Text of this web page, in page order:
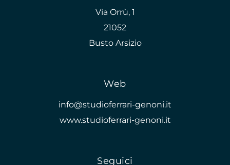
Via Orrù, 1
21052
Busto Arsizio
Web
info@studioferrari-genoni.it
www.studioferrari-genoni.it
Seguici